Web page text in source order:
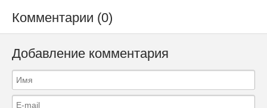
Комментарии (0)
Добавление комментария